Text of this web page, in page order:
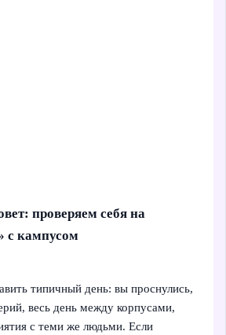
проверяем себя на
с кампусом
типичный день: вы проснулись,
весь день между корпусами,
с теми же людьми. Если